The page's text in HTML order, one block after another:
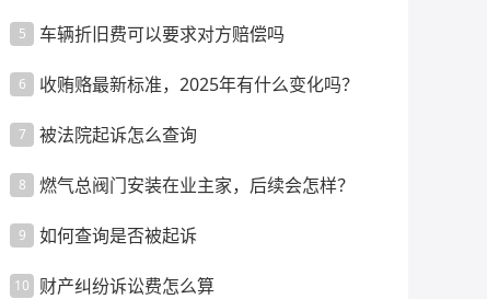
5 车辆折旧费可以要求对方赔偿吗
6 收贿赂最新标准，2025年有什么变化吗？
7 被法院起诉怎么查询
8 燃气总阀门安装在业主家，后续会怎样？
9 如何查询是否被起诉
10 财产纠纷诉讼费怎么算